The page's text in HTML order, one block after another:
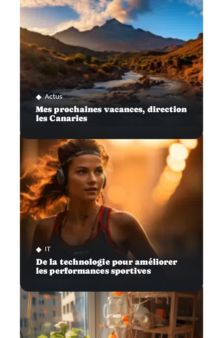
Actus
Mes prochaines vacances, direction
les Canaries
IT
De la technologie pour améliorer
les performances sportives